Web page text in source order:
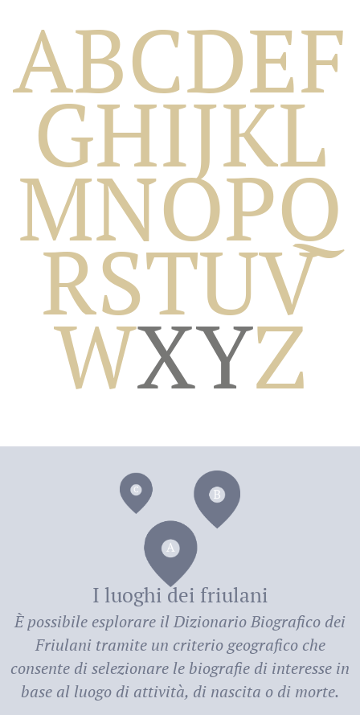
Biografico
dei
ABCDEF
GHIJKL
MNOPQ
RSTUV
WXYZ
I luoghi dei friulani
È possibile esplorare ilDizionario Biografico dei
Friulani tramite un criterio geografico che
consente di selezionare le biografie di interesse in
base al luogo di attività, di nascita o di morte.